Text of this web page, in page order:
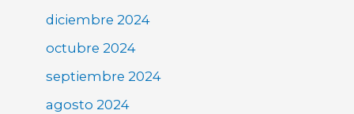
diciembre 2024
octubre 2024
septiembre 2024
agosto 2024